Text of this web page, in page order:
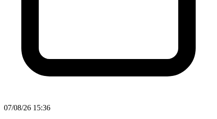
07/08/26 15:36